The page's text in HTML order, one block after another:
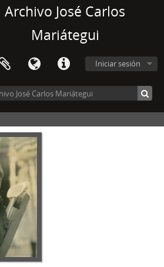
Archivo José Carlos
Mariátegui
Iniciar sesión